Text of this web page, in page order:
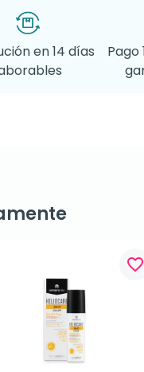
en 14 días
Pago
favorite_border